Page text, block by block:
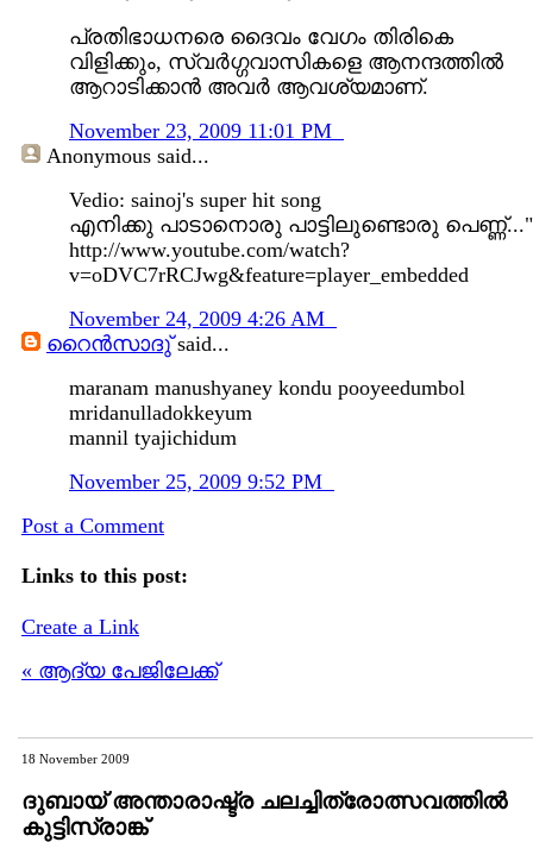
പ്രതിഭാധനരെ ദൈവം വേഗം തിരികെ
വിളിക്കും, സ്വര്‍ഗ്ഗവാസികളെ ആനന്ദത്തില്‍
ആറാടിക്കാന്‍ അവര്‍ ആവശ്യമാണ്.
November 23, 2009 11:01 PM
Anonymous said...
Vedio: sainoj's super hit song
എനിക്കു പാടാനൊരു പാട്ടിലുണ്ടൊരു പെണ്ണ്..."
http://www.youtube.com/watch?
v=oDVC7rRCJwg&feature=player_embedded
November 24, 2009 4:26 AM
റൈന്‍സാദു്said...
maranam manushyaney kondu pooyeedumbol
mridanulladokkeyum
mannil tyajichidum
November 25, 2009 9:52 PM
Post a Comment
Links to this post:
Create a Link
« ആദ്യ പേജിലേക്ക്
18 November 2009
ദുബായ് അന്താരാഷ്ട്ര ചലച്ചിത്രോത്സവത്തില്‍
കുട്ടിസ്രാങ്ക്